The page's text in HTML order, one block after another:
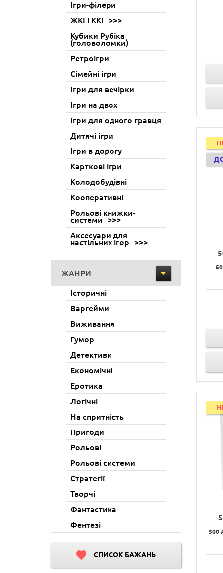
Ігри-філери
ЖКІ і ККІ
Кубики Рубіка
(головоломки)
Ретроігри
Сімейні ігри
Ігри для вечірки
Ігри на двох
Ігри для одного гравця
Дитячі ігри
Ігри в дорогу
Карткові ігри
Колодобудівні
Кооперативні
Рольові книжки-
системи
Аксесуари для
настільних ігор
ЖАНРИ
Історичні
Варгейми
Виживання
Гумор
Детективи
Економічні
Еротика
Логічні
На спритність
Пригоди
Рольові
Рольові системи
Стратегії
Творчі
Фантастика
Фентезі
СПИСОК БАЖАНЬ
500